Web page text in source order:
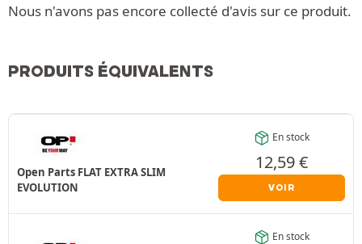
Nous n'avons pas encore collecté d'avis sur ce produit.
PRODUITS ÉQUIVALENTS
Open Parts FLAT EXTRA SLIM
EVOLUTION
En stock
12,59€
VOIR
En stock